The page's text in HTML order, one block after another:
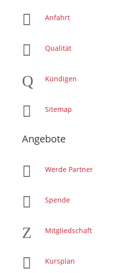
 Anfahrt
 Qualität
Q Kündigen
 Sitemap
Angebote
 Werde Partner
 Spende
Z Mitgliedschaft
 Kursplan